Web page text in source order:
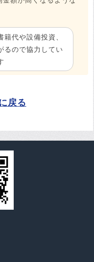
代や設備投資、
るので協力してい
戻る